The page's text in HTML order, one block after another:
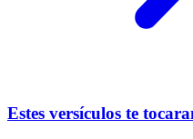
Estes versículos te